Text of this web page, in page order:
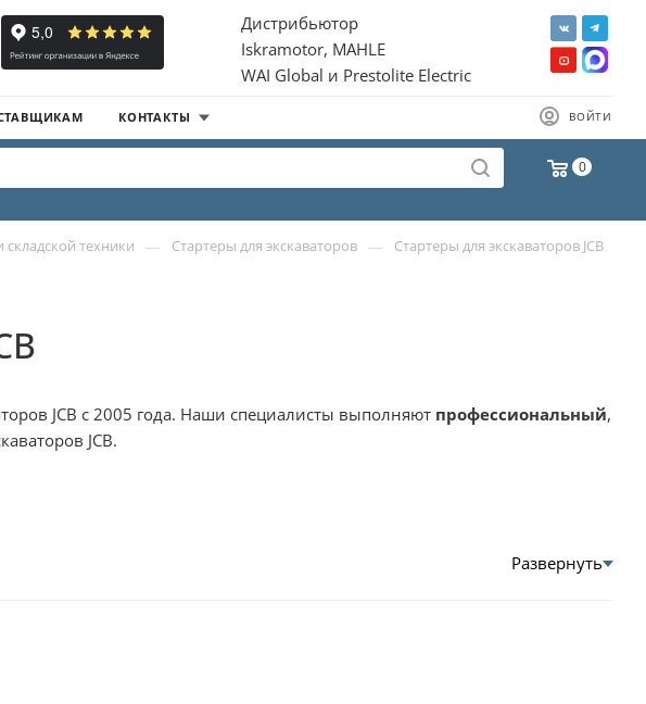
Дистрибьютор
Iskramotor, MAHLE
WAI Global и Prestolite Electric
ВОЙТИ
КОНТАКТЫ
0
техники — Стартеры для экскаваторов — Стартеры для экскаваторов JCB
JCB с 2005 года. Наши специалисты выполняют профессиональный,
JCB.